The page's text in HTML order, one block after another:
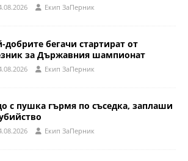
Eкип ЗаПерник
добрите бегачи стартират от
за Държавния шампионат
Eкип ЗаПерник
с пушка гърмя по съседка, заплаши
Eкип ЗаПерник